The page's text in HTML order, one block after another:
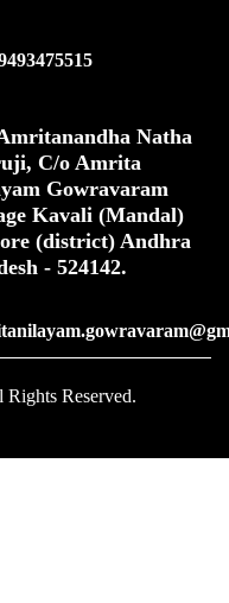
Natha
C/o Amrita
Gowravaram
Kavali (Mandal)
(district) Andhra
- 524142.
Reserved.